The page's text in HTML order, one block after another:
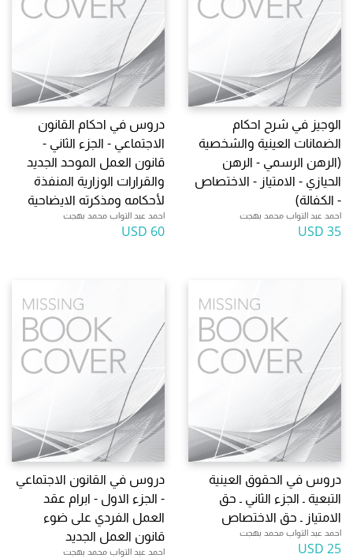
الوجيز في شرح احكام
الضمانات العينية والشخصية
(الرهن الرسمي - الرهن
الحيازي - الامتياز - الاختصاص
- الكفالة)
احمد عبد التواب محمد بهجت
35 USD
دروس في احكام القانون
الاجتماعي - الجزء الثاني -
قانون العمل الموحد الجديد
والقرارات الوزارية المنفذة
لأحكامه ومذكرته الايضاحية
احمد عبد التواب محمد بهجت
60 USD
دروس في الحقوق العينية
التبعية ـ الجزء الثاني ـ حق
الامتياز ـ حق الاختصاص
احمد عبد التواب محمد بهجت
25 USD
دروس في القانون الاجتماعي
- الجزء الاول - ابرام عقد
العمل الفردي على ضوء
قانون العمل الجديد
احمد عبد التواب محمد بهجت